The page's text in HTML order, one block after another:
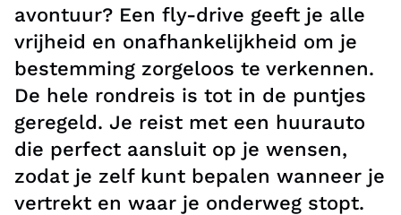
avontuur? Een fly-drive geeft je alle
vrijheid en onafhankelijkheid om je
bestemming zorgeloos te verkennen.
De hele rondreis is tot in de puntjes
geregeld. Je reist met een huurauto
die perfect aansluit op je wensen,
zodat je zelf kunt bepalen wanneer je
vertrekt en waar je onderweg stopt.